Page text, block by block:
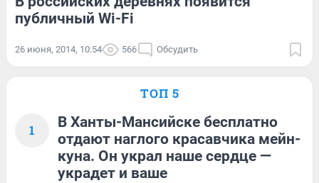
публичный Wi-Fi
26 июня, 2014, 10:54 566 Обсудить
ТОП 5
1
В Ханты-Мансийске бесплатно
отдают наглого красавчика мейн-
куна. Он украл наше сердце —
украдет и ваше